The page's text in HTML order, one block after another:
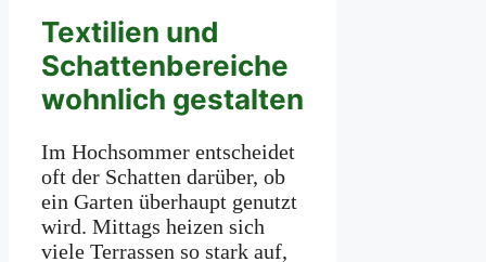
Textilien und
Schattenbereiche
wohnlich gestalten
Im Hochsommer entscheidet
oft der Schatten darüber, ob
ein Garten überhaupt genutzt
wird. Mittags heizen sich
viele Terrassen so stark auf,